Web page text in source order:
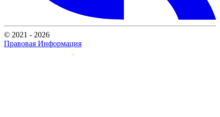
© 2021 - 2026
Правовая Информация